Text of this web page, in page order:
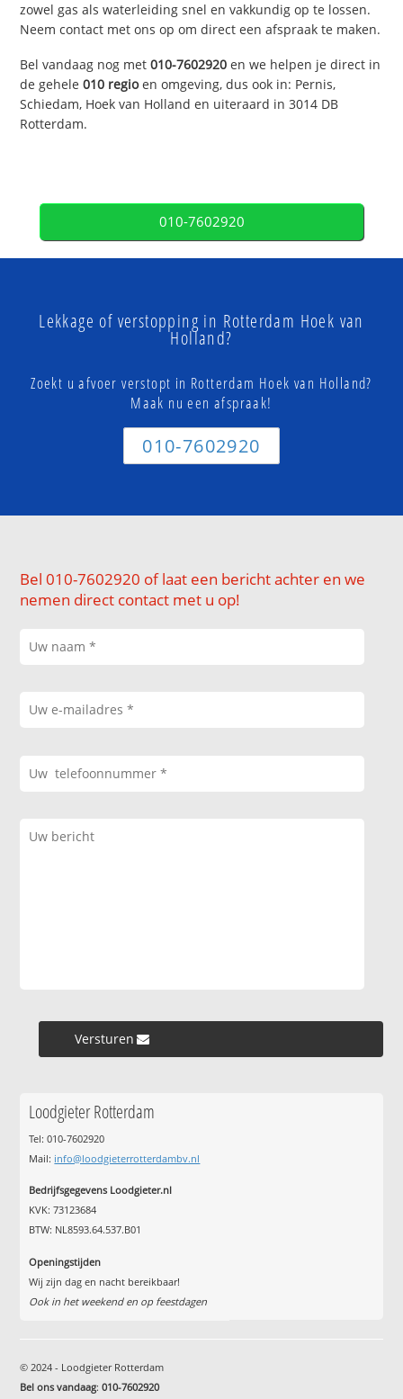
zowel gas als waterleiding snel en vakkundig op te lossen.
Neem contact met ons op om direct een afspraak te maken.
Bel vandaag nog met010-7602920 en we helpen je direct in
de gehele010 regioen omgeving, dus ook in: Pernis,
Schiedam, Hoek van Holland en uiteraard in 3014 DB
Rotterdam.
010-7602920
Lekkage of verstopping in Rotterdam Hoek van
Holland?
Zoekt u afvoer verstopt in Rotterdam Hoek van Holland?
Maak nu een afspraak!
010-7602920
Bel 010-7602920 of laat een bericht achter en we
nemen direct contact met u op!
Versturen »
Loodgieter Rotterdam
Tel: 010-7602920
Mail: info@loodgieterrotterdambv.nl
Bedrijfsgegevens Loodgieter.nl
KVK: 73123684
BTW: NL8593.64.537.B01
Openingstijden
Wij zijn dag en nacht bereikbaar!
Ook in het weekend en op feestdagen
© 2024 - Loodgieter Rotterdam
Bel ons vandaag:010-7602920